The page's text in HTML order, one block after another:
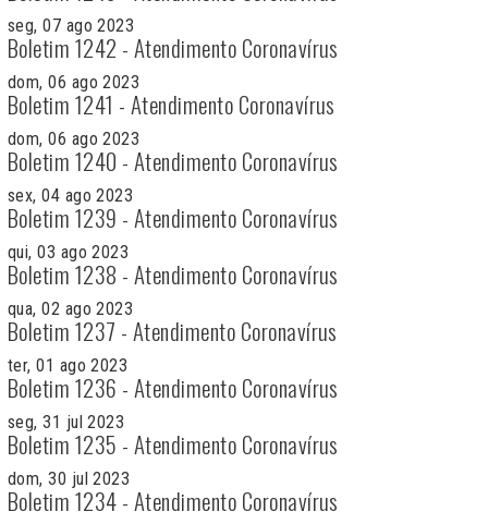
seg, 07 ago 2023
Boletim 1242 - Atendimento Coronavírus
dom, 06 ago 2023
Boletim 1241 - Atendimento Coronavírus
dom, 06 ago 2023
Boletim 1240 - Atendimento Coronavírus
sex, 04 ago 2023
Boletim 1239 - Atendimento Coronavírus
qui, 03 ago 2023
Boletim 1238 - Atendimento Coronavírus
qua, 02 ago 2023
Boletim 1237 - Atendimento Coronavírus
ter, 01 ago 2023
Boletim 1236 - Atendimento Coronavírus
seg, 31 jul 2023
Boletim 1235 - Atendimento Coronavírus
dom, 30 jul 2023
Boletim 1234 - Atendimento Coronavírus